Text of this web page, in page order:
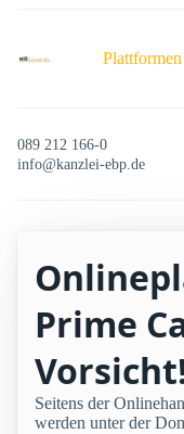
Plattformen
089 212 166-0
info@kanzlei-ebp.de
Prime
Seitens der
werden unter der